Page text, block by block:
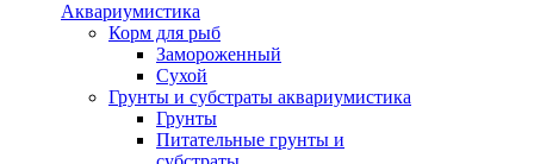
Аквариумистика
Корм для рыб
Замороженный
Сухой
Грунты и субстраты аквариумистика
Грунты
Питательные грунты и